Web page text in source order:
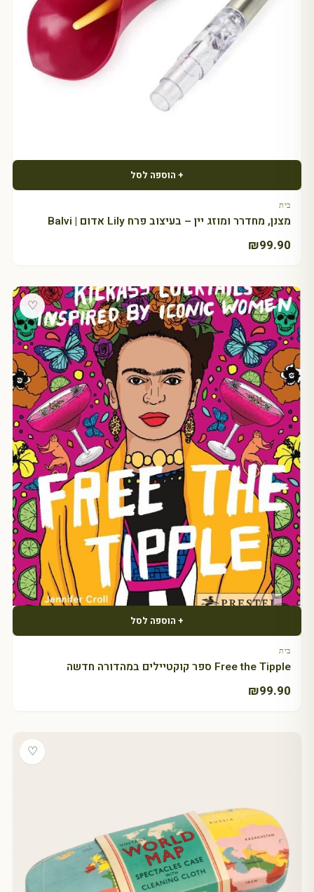
+ הוספה לסל
בית
מצנן, מחדרר ומוזג יין – בעיצוב פרח Lily אדום | Balvi
₪99.90
♡
+ הוספה לסל
בית
Free the Tipple ספר קוקטיילים במהדורה חדשה
₪99.90
♡